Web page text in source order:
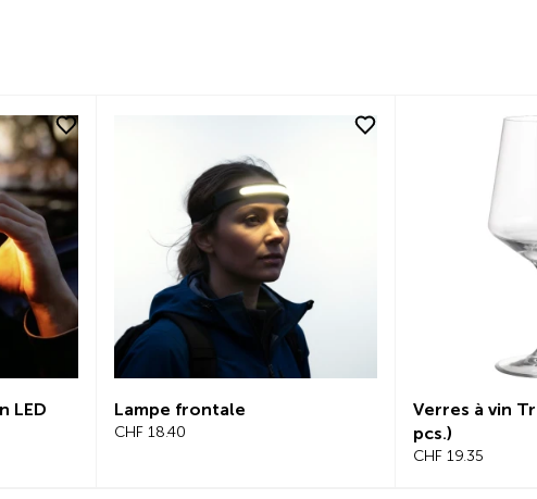
LED Lampe frontale
CHF 18.40
Verres à vin
pcs.)
CHF 19.35